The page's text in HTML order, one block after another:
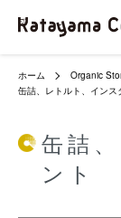
ホーム
Organic
缶詰、レトルト、インス
缶詰
ント